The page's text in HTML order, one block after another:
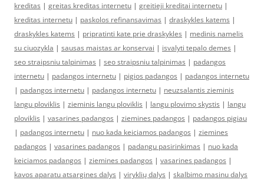
kreditas | greitas kreditas internetu | greitieji kreditai internetu |
kreditas internetu | paskolos refinansavimas | draskykles katems |
draskykles katems | pripratinti kate prie draskykles | medinis namelis
su ciuozykla | sausas maistas ar konservai | isvalyti tepalo demes |
seo straipsniu talpinimas | seo straipsniu talpinimas | padangos
internetu | padangos internetu | pigios padangos | padangos internetu
| padangos internetu | padangos internetu | neuzsalantis zieminis
langu ploviklis | zieminis langu ploviklis | langu plovimo skystis | langu
ploviklis | vasarines padangos | ziemines padangos | padangos pigiau
| padangos internetu | nuo kada keiciamos padangos | ziemines
padangos | vasarines padangos | padangu pasirinkimas | nuo kada
keiciamos padangos | ziemines padangos | vasarines padangos |
kavos aparatu atsargines dalys | viryklių dalys | skalbimo masinu dalys